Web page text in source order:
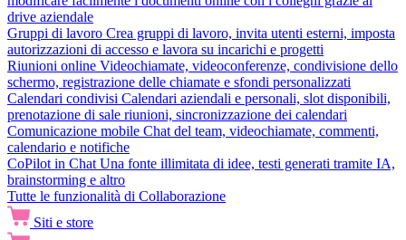
drive aziendale
Gruppi di lavoro Crea gruppi di lavoro, invita utenti esterni, imposta
autorizzazioni di accesso e lavora su incarichi e progetti
Riunioni online Videochiamate, videoconferenze, condivisione dello
schermo, registrazione delle chiamate e sfondi personalizzati
Calendari condivisi Calendari aziendali e personali, slot disponibili,
prenotazione di sale riunioni, sincronizzazione dei calendari
Comunicazione mobile Chat del team, videochiamate, commenti,
calendario e notifiche
CoPilot in Chat Una fonte illimitata di idee, testi generati tramite IA,
brainstorming e altro
Tutte le funzionalità di Collaborazione
Siti e store